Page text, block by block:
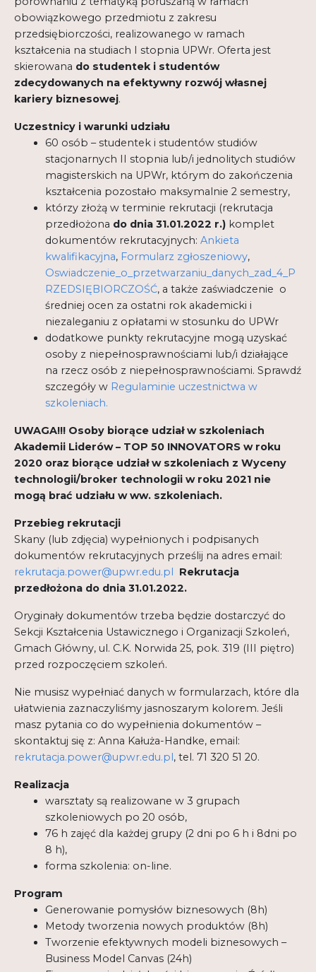
obowiązkowego przedmiotu z zakresu
przedsiębiorczości, realizowanego w ramach
kształcenia na studiach I stopnia UPWr. Oferta jest
skierowana do studentek i studentów
zdecydowanych na efektywny rozwój własnej
kariery biznesowej.
Uczestnicy i warunki udziału
60 osób – studentek i studentów studiów
stacjonarnych II stopnia lub/i jednolitych studiów
magisterskich na UPWr, którym do zakończenia
kształcenia pozostało maksymalnie 2 semestry,
którzy złożą w terminie rekrutacji (rekrutacja
przedłożona do dnia 31.01.2022 r.)komplet
dokumentów rekrutacyjnych: Ankieta
kwalifikacyjna, Formularz zgłoszeniowy,
Oswiadczenie_o_przetwarzaniu_danych_zad_4_P
RZEDSIĘBIORCZOŚĆ, a także zaświadczenie o
średniej ocen za ostatni rok akademicki i
niezaleganiu z opłatami w stosunku do UPWr
dodatkowe punkty rekrutacyjne mogą uzyskać
osoby z niepełnosprawnościami lub/i działające
na rzecz osób z niepełnosprawnościami. Sprawdź
szczegóły w Regulaminie uczestnictwa w
szkoleniach.
UWAGA!!! Osoby biorące udział w szkoleniach
Akademii Liderów – TOP 50 INNOVATORS w roku
2020 oraz biorące udział w szkoleniach z Wyceny
technologii/broker technologii w roku 2021 nie
mogą brać udziału w ww. szkoleniach.
Przebieg rekrutacji
Skany (lub zdjęcia) wypełnionych i podpisanych
dokumentów rekrutacyjnych prześlij na adres email:
rekrutacja.power@upwr.edu.pl Rekrutacja
przedłożona do dnia 31.01.2022.
Oryginały dokumentów trzeba będzie dostarczyć do
Sekcji Kształcenia Ustawicznego i Organizacji Szkoleń,
Gmach Główny, ul. C.K. Norwida 25, pok. 319 (III piętro)
przed rozpoczęciem szkoleń.
Nie musisz wypełniać danych w formularzach, które dla
ułatwienia zaznaczyliśmy jasnoszarym kolorem. Jeśli
masz pytania co do wypełnienia dokumentów –
skontaktuj się z: Anna Kałuża-Handke, email:
rekrutacja.power@upwr.edu.pl, tel. 71 320 51 20.
Realizacja
warsztaty są realizowane w 3 grupach
szkoleniowych po 20 osób,
76 h zajęć dla każdej grupy (2 dni po 6 h i 8dni po
8 h),
forma szkolenia: on-line.
Program
Generowanie pomysłów biznesowych (8h)
Metody tworzenia nowych produktów (8h)
Tworzenie efektywnych modeli biznesowych –
Business Model Canvas (24h)